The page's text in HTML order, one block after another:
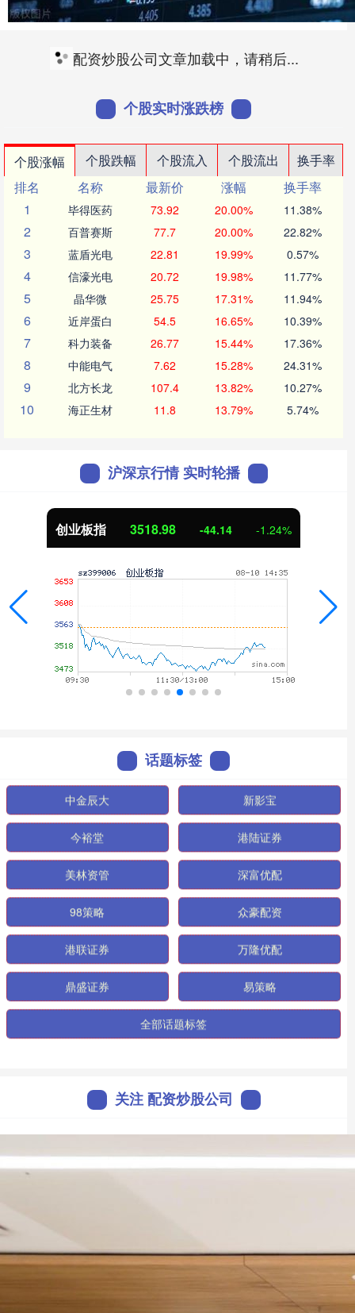
配资炒股公司文章加载中，请稍后...
个股实时涨跌榜
个股涨幅 个股跌幅 个股流入 个股流出
换手率
排名
名称 最新价 涨幅
换手率
1
毕得医药 73.92 20.00% 11.38%
2 百普赛斯 77.7 20.00% 22.82%
3 蓝盾光电 22.81 19.99% 0.57%
4 信濠光电 20.72 19.98% 11.77%
5 晶华微 25.75 17.31% 11.94%
6 近岸蛋白 54.5 16.65% 10.39%
7 科力装备 26.77 15.44% 17.36%
8 中能电气 7.62 15.28% 24.31%
9 北方长龙 107.4 13.82% 10.27%
10 海正生材 11.8 13.79% 5.74%
沪深京行情 实时轮播
基金指数 7244.72 2.62 0.04%
话题标签
中金辰大 新影宝
今裕堂 港陆证券
美林资管 深富优配
98策略 众豪配资
港联证券 万隆优配
鼎盛证券 易策略
全部话题标签
关注 配资炒股公司